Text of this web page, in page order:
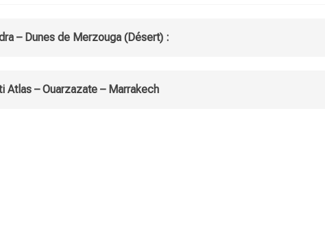
– Dunes de Merzouga (Désert) :
Atlas – Ouarzazate – Marrakech